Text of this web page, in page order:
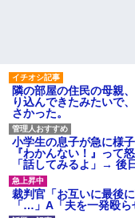
隣の部屋の住民の母親
り込んできたみたいで
さかった。
小学生の息子が急に様
『わかんない！』って
「話してみるよ」→ 後
裁判官「お互いに最後
「…」A「夫を一発殴ら